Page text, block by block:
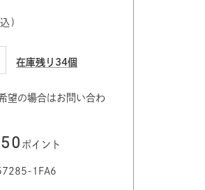
)
在庫残り34個
望の場合はお問い合わ
50 ポイント
1FA6